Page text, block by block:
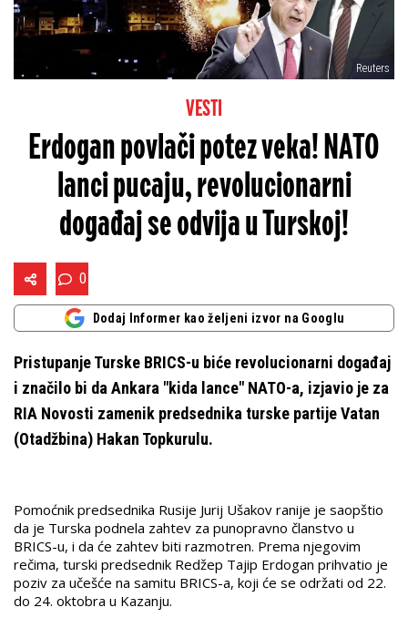
Reuters
VESTI
Erdogan povlači potez veka! NATO
lanci pucaju, revolucionarni
događaj se odvija u Turskoj!
0
Dodaj Informer kao željeni izvor na Googlu
Pristupanje Turske BRICS-u biće revolucionarni događaj
i značilo bi da Ankara "kida lance" NATO-a, izjavio je za
RIA Novosti zamenik predsednika turske partije Vatan
(Otadžbina) Hakan Topkurulu.
Pomoćnik predsednika Rusije Jurij Ušakov ranije je saopštio
da je Turska podnela zahtev za punopravno članstvo u
BRICS-u, i da će zahtev biti razmotren. Prema njegovim
rečima, turski predsednik Redžep Tajip Erdogan prihvatio je
poziv za učešće na samitu BRICS-a, koji će se održati od 22.
do 24. oktobra u Kazanju.